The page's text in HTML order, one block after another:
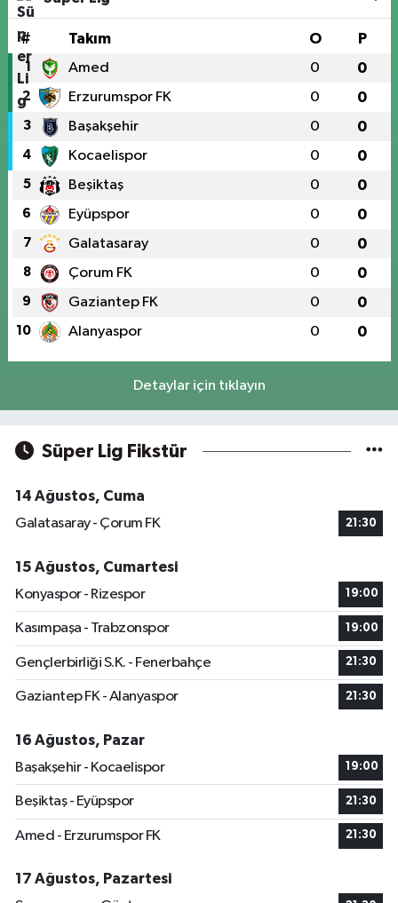
# Takım O P
1 Amed 0 0
2 Erzurumspor FK 0 0
3 Başakşehir 0 0
4 Kocaelispor 0 0
5 Beşiktaş 0 0
6 Eyüpspor 0 0
7 Galatasaray 0 0
8 Çorum FK 0 0
9 Gaziantep FK 0 0
10 Alanyaspor 0 0
Detaylar için tıklayın
Süper Lig Fikstür
14 Ağustos, Cuma
Galatasaray - Çorum FK
21:30
15 Ağustos, Cumartesi
Konyaspor - Rizespor
19:00
Kasımpaşa - Trabzonspor 19:00
Gençlerbirliği S.K. - Fenerbahçe 21:30
Gaziantep FK - Alanyaspor 21:30
16 Ağustos, Pazar
Başakşehir - Kocaelispor
19:00
Beşiktaş - Eyüpspor 21:30
Amed - Erzurumspor FK 21:30
17 Ağustos, Pazartesi